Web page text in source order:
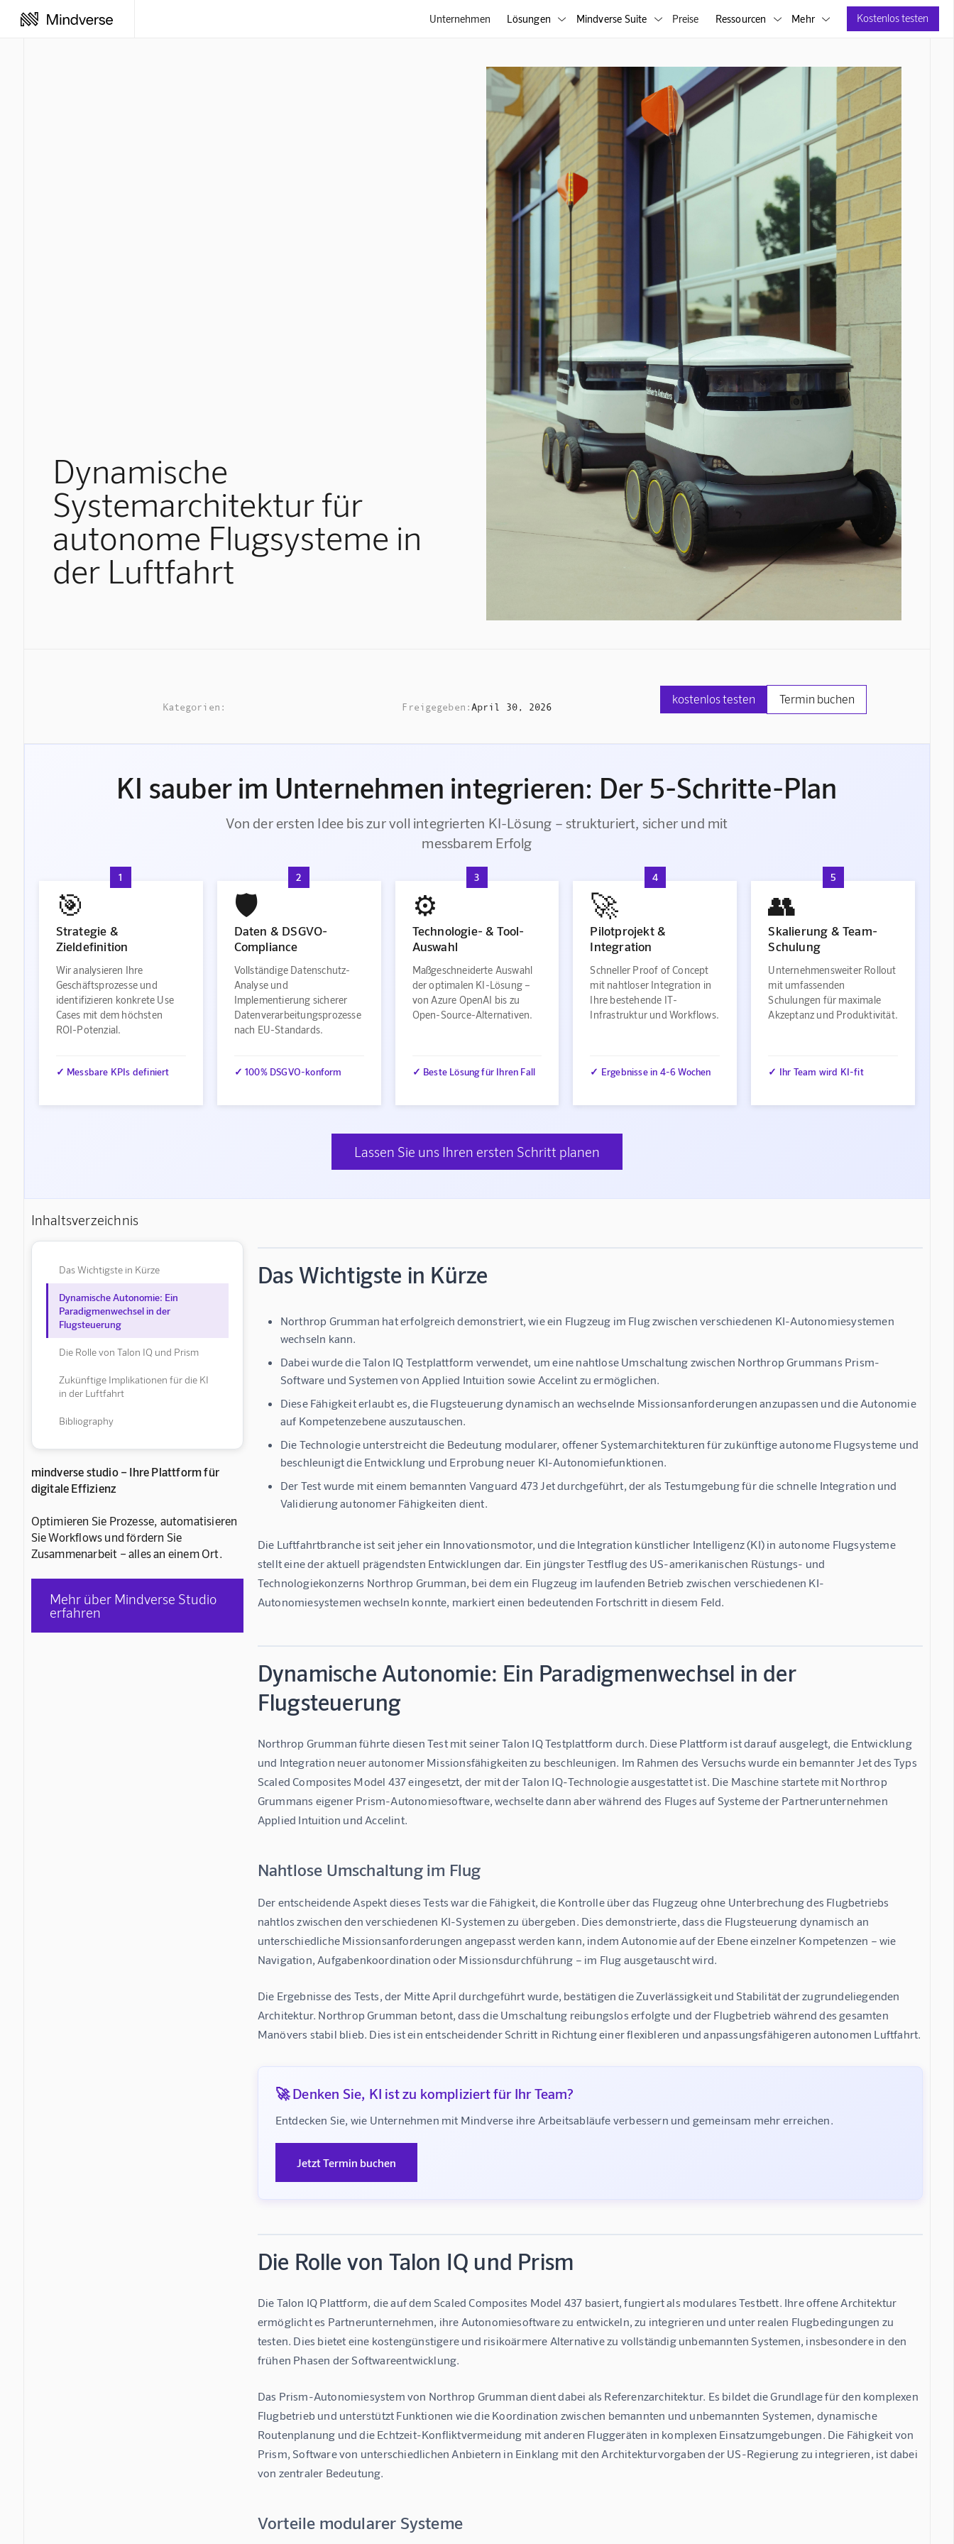
Unternehmen Lösungen  Mindverse Suite  Preise Ressourcen  Mehr  Kostenlos testen
Dynamische
Systemarchitektur für
autonome Flugsysteme in
der Luftfahrt
Kategorien: Freigegeben:April 30, 2026
kostenlos testen Termin buchen
KI sauber im Unternehmen integrieren: Der 5-Schritte-Plan
Von der ersten Idee bis zur voll integrierten KI-Lösung – strukturiert, sicher und mit
messbarem Erfolg
1
🎯
Strategie &
Zieldefinition
Wir analysieren Ihre
Geschäftsprozesse und
identifizieren konkrete Use
Cases mit dem höchsten
ROI-Potenzial.
✓ Messbare KPIs definiert
2
🛡️
Daten & DSGVO-
Compliance
Vollständige Datenschutz-
Analyse und
Implementierung sicherer
Datenverarbeitungsprozesse
nach EU-Standards.
✓ 100% DSGVO-konform
3
⚙️
Technologie- & Tool-
Auswahl
Maßgeschneiderte Auswahl
der optimalen KI-Lösung –
von Azure OpenAI bis zu
Open-Source-Alternativen.
✓ Beste Lösung für Ihren Fall
4
🚀
Pilotprojekt &
Integration
Schneller Proof of Concept
mit nahtloser Integration in
Ihre bestehende IT-
Infrastruktur und Workflows.
✓ Ergebnisse in 4-6 Wochen
5
👥
Skalierung & Team-
Schulung
Unternehmensweiter Rollout
mit umfassenden
Schulungen für maximale
Akzeptanz und Produktivität.
✓ Ihr Team wird KI-fit
Lassen Sie uns Ihren ersten Schritt planen
Inhaltsverzeichnis
Das Wichtigste in Kürze
Dynamische Autonomie: Ein
Paradigmenwechsel in der
Flugsteuerung
Die Rolle von Talon IQ und Prism
Zukünftige Implikationen für die KI
in der Luftfahrt
Bibliography
mindverse studio – Ihre Plattform für
digitale Effizienz
Optimieren Sie Prozesse, automatisieren
Sie Workflows und fördern Sie
Zusammenarbeit – alles an einem Ort.
Mehr über Mindverse Studio
erfahren
Das Wichtigste in Kürze
Northrop Grumman hat erfolgreich demonstriert, wie ein Flugzeug im Flug zwischen verschiedenen KI-Autonomiesystemen
wechseln kann.
Dabei wurde die Talon IQ Testplattform verwendet, um eine nahtlose Umschaltung zwischen Northrop Grummans Prism-
Software und Systemen von Applied Intuition sowie Accelint zu ermöglichen.
Diese Fähigkeit erlaubt es, die Flugsteuerung dynamisch an wechselnde Missionsanforderungen anzupassen und die Autonomie
auf Kompetenzebene auszutauschen.
Die Technologie unterstreicht die Bedeutung modularer, offener Systemarchitekturen für zukünftige autonome Flugsysteme und
beschleunigt die Entwicklung und Erprobung neuer KI-Autonomiefunktionen.
Der Test wurde mit einem bemannten Vanguard 473 Jet durchgeführt, der als Testumgebung für die schnelle Integration und
Validierung autonomer Fähigkeiten dient.
Die Luftfahrtbranche ist seit jeher ein Innovationsmotor, und die Integration künstlicher Intelligenz (KI) in autonome Flugsysteme
stellt eine der aktuell prägendsten Entwicklungen dar. Ein jüngster Testflug des US-amerikanischen Rüstungs- und
Technologiekonzerns Northrop Grumman, bei dem ein Flugzeug im laufenden Betrieb zwischen verschiedenen KI-
Autonomiesystemen wechseln konnte, markiert einen bedeutenden Fortschritt in diesem Feld.
Dynamische Autonomie: Ein Paradigmenwechsel in der
Flugsteuerung
Northrop Grumman führte diesen Test mit seiner Talon IQ Testplattform durch. Diese Plattform ist darauf ausgelegt, die Entwicklung
und Integration neuer autonomer Missionsfähigkeiten zu beschleunigen. Im Rahmen des Versuchs wurde ein bemannter Jet des Typs
Scaled Composites Model 437 eingesetzt, der mit der Talon IQ-Technologie ausgestattet ist. Die Maschine startete mit Northrop
Grummans eigener Prism-Autonomiesoftware, wechselte dann aber während des Fluges auf Systeme der Partnerunternehmen
Applied Intuition und Accelint.
Nahtlose Umschaltung im Flug
Der entscheidende Aspekt dieses Tests war die Fähigkeit, die Kontrolle über das Flugzeug ohne Unterbrechung des Flugbetriebs
nahtlos zwischen den verschiedenen KI-Systemen zu übergeben. Dies demonstrierte, dass die Flugsteuerung dynamisch an
unterschiedliche Missionsanforderungen angepasst werden kann, indem Autonomie auf der Ebene einzelner Kompetenzen – wie
Navigation, Aufgabenkoordination oder Missionsdurchführung – im Flug ausgetauscht wird.
Die Ergebnisse des Tests, der Mitte April durchgeführt wurde, bestätigen die Zuverlässigkeit und Stabilität der zugrundeliegenden
Architektur. Northrop Grumman betont, dass die Umschaltung reibungslos erfolgte und der Flugbetrieb während des gesamten
Manövers stabil blieb. Dies ist ein entscheidender Schritt in Richtung einer flexibleren und anpassungsfähigeren autonomen Luftfahrt.
🚀 Denken Sie, KI ist zu kompliziert für Ihr Team?
Entdecken Sie, wie Unternehmen mit Mindverse ihre Arbeitsabläufe verbessern und gemeinsam mehr erreichen.
Jetzt Termin buchen
Die Rolle von Talon IQ und Prism
Die Talon IQ Plattform, die auf dem Scaled Composites Model 437 basiert, fungiert als modulares Testbett. Ihre offene Architektur
ermöglicht es Partnerunternehmen, ihre Autonomiesoftware zu entwickeln, zu integrieren und unter realen Flugbedingungen zu
testen. Dies bietet eine kostengünstigere und risikoärmere Alternative zu vollständig unbemannten Systemen, insbesondere in den
frühen Phasen der Softwareentwicklung.
Das Prism-Autonomiesystem von Northrop Grumman dient dabei als Referenzarchitektur. Es bildet die Grundlage für den komplexen
Flugbetrieb und unterstützt Funktionen wie die Koordination zwischen bemannten und unbemannten Systemen, dynamische
Routenplanung und die Echtzeit-Konfliktvermeidung mit anderen Fluggeräten in komplexen Einsatzumgebungen. Die Fähigkeit von
Prism, Software von unterschiedlichen Anbietern in Einklang mit den Architekturvorgaben der US-Regierung zu integrieren, ist dabei
von zentraler Bedeutung.
Vorteile modularer Systeme